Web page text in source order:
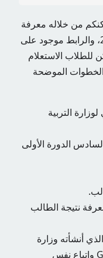
من خلاله معرفة
نتائج الصف التاسع الدورة الأولى 2024، والرابط موجود على
للطلاب الاستعلام
الخطوات الموضحة
التربية
الدورة الأولى
نتيجة الطالب
أنشأته وزارة
التربية السورية عبر Google Play واتباع نفس